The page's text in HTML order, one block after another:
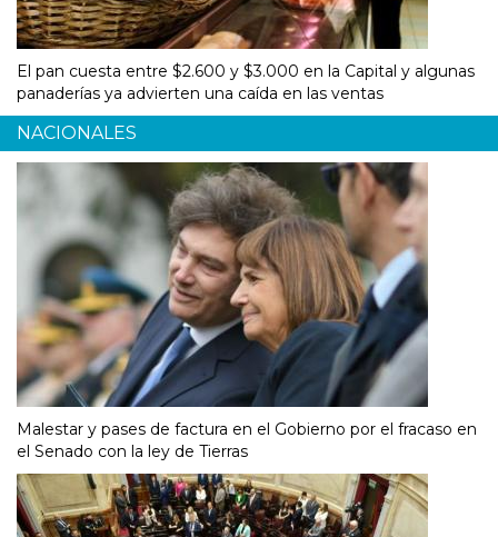
El pan cuesta entre $2.600 y $3.000 en la Capital y algunas
panaderías ya advierten una caída en las ventas
NACIONALES
Malestar y pases de factura en el Gobierno por el fracaso en
el Senado con la ley de Tierras